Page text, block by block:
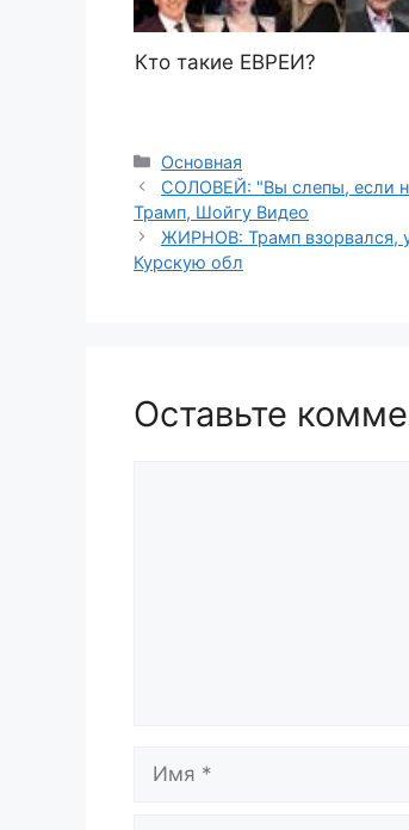
Кто такие ЕВРЕИ?
Рубрики
Основная
СОЛОВЕЙ: "Вы слепы, если
Трамп, Шойгу Видео
ЖИРНОВ: Трамп взорвался,
Курскую обл
Оставьте